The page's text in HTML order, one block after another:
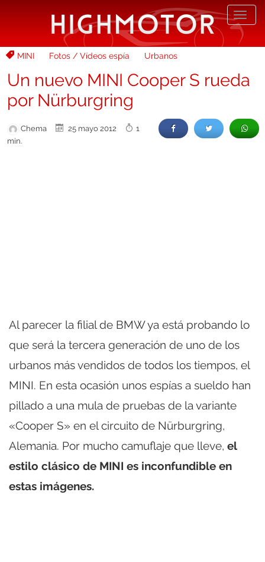
MINI Fotos / Vídeos espía Urbanos
Un nuevo MINI Cooper S rueda
por Nürburgring
Chema 25 mayo 2012
1
min.
Al parecer la filial de BMW ya está probando lo
que será la tercera generación de uno de los
urbanos más vendidos de todos los tiempos, el
MINI. En esta ocasión unos espías a sueldo han
pillado a una mula de pruebas de la variante
«Cooper S» en el circuito de Nürburgring,
Alemania. Por mucho camuflaje que lleve, el
estilo clásico de MINI es inconfundible en
estas imágenes.